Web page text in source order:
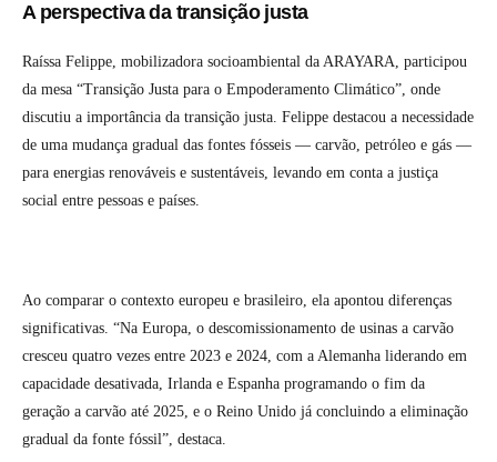
A perspectiva da transição justa
Raíssa Felippe, mobilizadora socioambiental da ARAYARA, participou
da mesa “Transição Justa para o Empoderamento Climático”, onde
discutiu a importância da transição justa. Felippe destacou a necessidade
de uma mudança gradual das fontes fósseis — carvão, petróleo e gás —
para energias renováveis e sustentáveis, levando em conta a justiça
social entre pessoas e países.
Ao comparar o contexto europeu e brasileiro, ela apontou diferenças
significativas. “Na Europa, o descomissionamento de usinas a carvão
cresceu quatro vezes entre 2023 e 2024, com a Alemanha liderando em
capacidade desativada, Irlanda e Espanha programando o fim da
geração a carvão até 2025, e o Reino Unido já concluindo a eliminação
gradual da fonte fóssil”, destaca.